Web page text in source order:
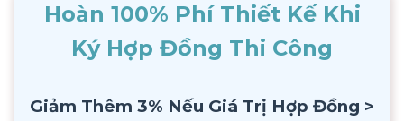
Hoàn 100% Phí Thiết Kế Khi
Ký Hợp Đồng Thi Công
Giảm Thêm 3% Nếu Giá Trị Hợp Đồng >